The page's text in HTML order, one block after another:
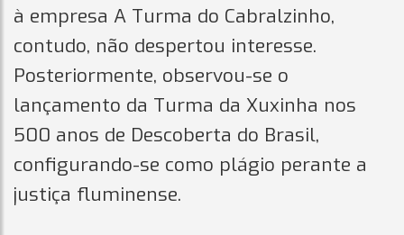
à empresa A Turma do Cabralzinho,
contudo, não despertou interesse.
Posteriormente, observou-se o
lançamento da Turma da Xuxinha nos
500 anos de Descoberta do Brasil,
configurando-se como plágio perante a
justiça fluminense.